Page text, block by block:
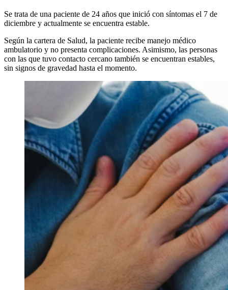
Se trata de una paciente de 24 años que inició con síntomas el 7 de
diciembre y actualmente se encuentra estable.
Según la cartera de Salud, la paciente recibe manejo médico
ambulatorio y no presenta complicaciones. Asimismo, las personas
con las que tuvo contacto cercano también se encuentran estables,
sin signos de gravedad hasta el momento.